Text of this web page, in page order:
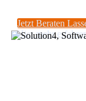
Jetzt Beraten
Hier mehr